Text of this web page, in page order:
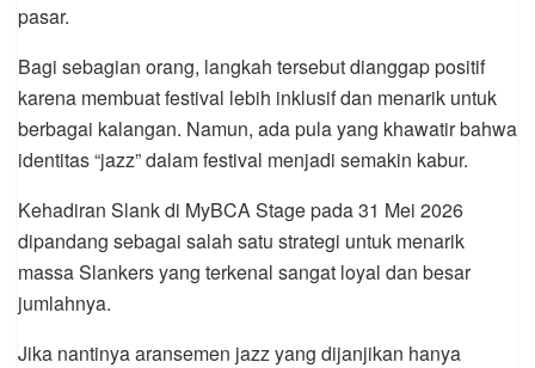
pasar.
Bagi sebagian orang, langkah tersebut dianggap positif
karena membuat festival lebih inklusif dan menarik untuk
berbagai kalangan. Namun, ada pula yang khawatir bahwa
identitas “jazz” dalam festival menjadi semakin kabur.
Kehadiran Slank di MyBCA Stage pada 31 Mei 2026
dipandang sebagai salah satu strategi untuk menarik
massa Slankers yang terkenal sangat loyal dan besar
jumlahnya.
Jika nantinya aransemen jazz yang dijanjikan hanya